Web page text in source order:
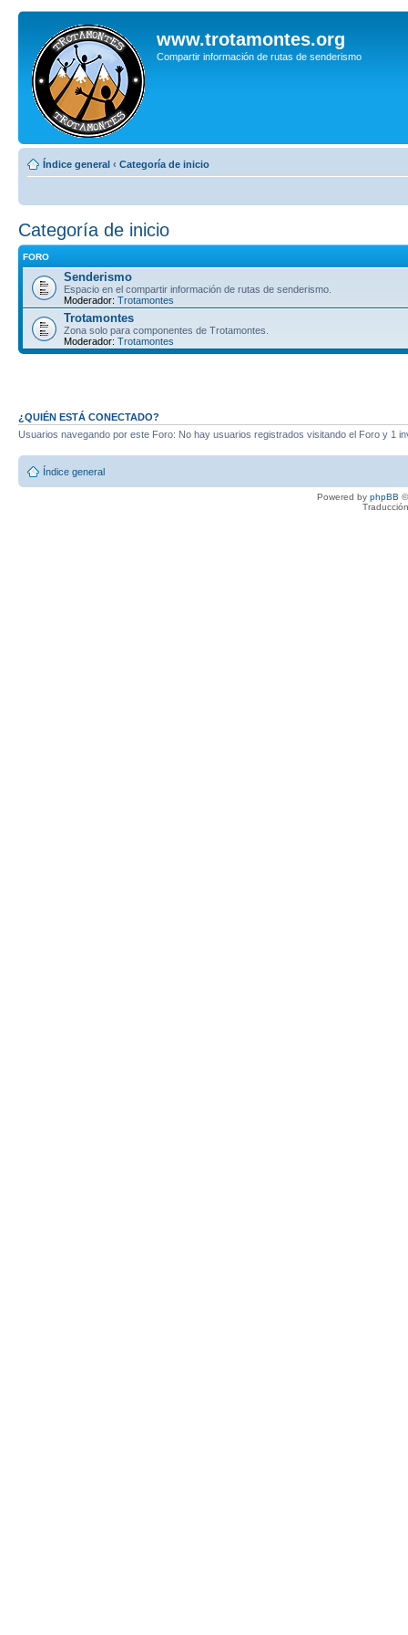
www.trotamontes.org
Compartir información de rutas de senderismo
Índice general ‹ Categoría de inicio
Categoría de inicio
FORO
Senderismo
Espacio en el compartir información de rutas de senderismo.
Moderador: Trotamontes
Trotamontes
Zona solo para componentes de Trotamontes.
Moderador: Trotamontes
¿QUIÉN ESTÁ CONECTADO?
Usuarios navegando por este Foro: No hay usuarios registrados visitando el Foro y 1
Índice general
Powered by phpBB